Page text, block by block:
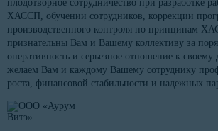
плодотворное сотрудничество при разработке
ХАССП, обучении сотрудников, коррекции
производственного контроля по принципам
признательны Вам и Вашему коллективу за
оперативность и серьезное отношение к своему
желаем Вам и каждому Вашему сотруднику
роста, финансовой стабильности и надежных